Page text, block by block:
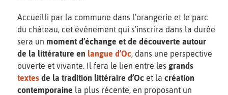
Accueilli par la commune dans l’orangerie et le parc
du château, cet événement qui s’inscrira dans la durée
sera un moment d’échange et de découverte autour
de la littérature en langue d’Oc, dans une perspective
ouverte et vivante. Il fera le lien entre les grands
textes de la tradition littéraire d’Oc et la création
contemporaine la plus récente, en proposant un